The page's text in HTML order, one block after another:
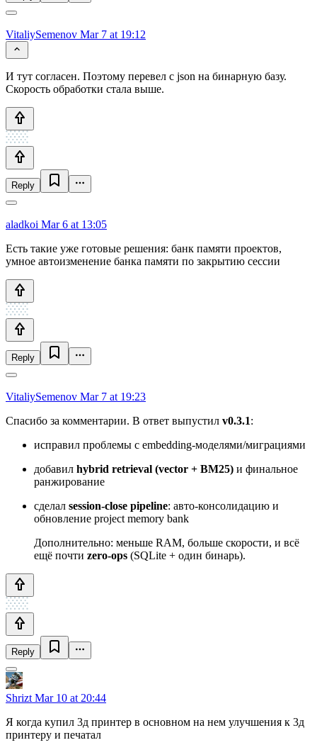
VitaliySemenov Mar 7 at 19:12
И тут согласен. Поэтому перевел с json на бинарную базу.
Скорость обработки стала выше.
Reply
aladkoi Mar 6 at 13:05
Есть такие уже готовые решения: банк памяти проектов,
умное автоизменение банка памяти по закрытию сессии
Reply
VitaliySemenov Mar 7 at 19:23
Спасибо за комментарии. В ответ выпустил v0.3.1:
исправил проблемы с embedding-моделями/миграциями
добавил hybrid retrieval (vector + BM25) и финальное
ранжирование
сделал session-close pipeline: авто-консолидацию и
обновление project memory bank
Дополнительно: меньше RAM, больше скорости, и всё
ещё почти zero-ops (SQLite + один бинарь).
Reply
Shrizt Mar 10 at 20:44
Я когда купил 3д принтер в основном на нем улучшения к 3д
принтеру и печатал